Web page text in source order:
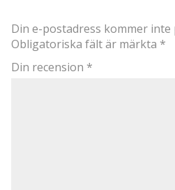
Din e-postadress kommer inte
Obligatoriska fält är märkta *
Din recension *